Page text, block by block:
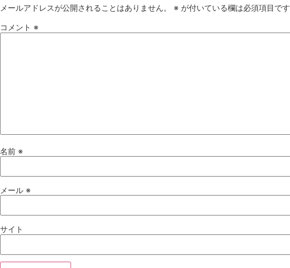
メールアドレスが公開されることはありません。 ※ が付いている欄は必須項目です
コメント ※
名前 ※
メール ※
サイト